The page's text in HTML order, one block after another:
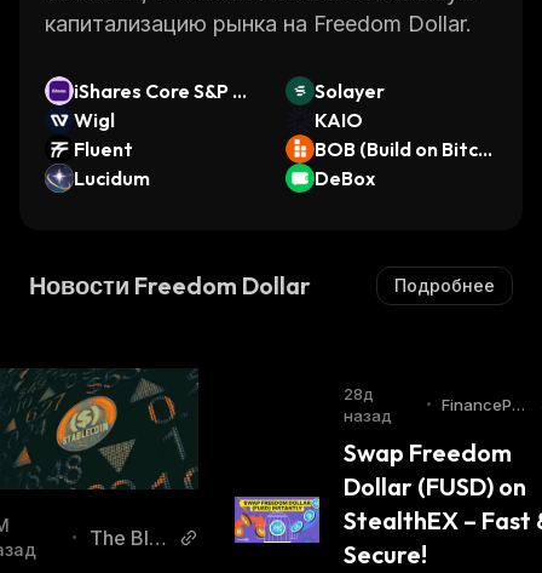
капитализацию рынка на Freedom Dollar.
iShares Core S&P To
tal US Stock Marke
t ETF (Ondo Tokeni
zed ETF)
Solayer
Wigl
KAIO
Fluent
BOB (Build on Bitcoi
n)
Lucidum DeBox
Новости Freedom Dollar Подробнее
•
The Blo
28д
назад
• FinancePoli
Swap Freedom
Dollar (FUSD) on
StealthEX – Fast
Secure!